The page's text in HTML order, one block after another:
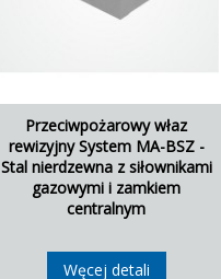
Przeciwpożarowy właz
rewizyjny System MA-BSZ -
Stal nierdzewna z siłownikami
gazowymi i zamkiem
centralnym
Węcej detali